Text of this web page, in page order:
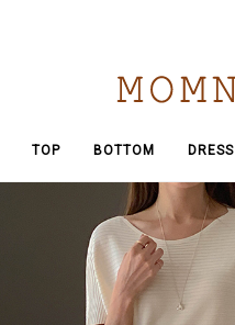
TOP BOTTOM DRESS